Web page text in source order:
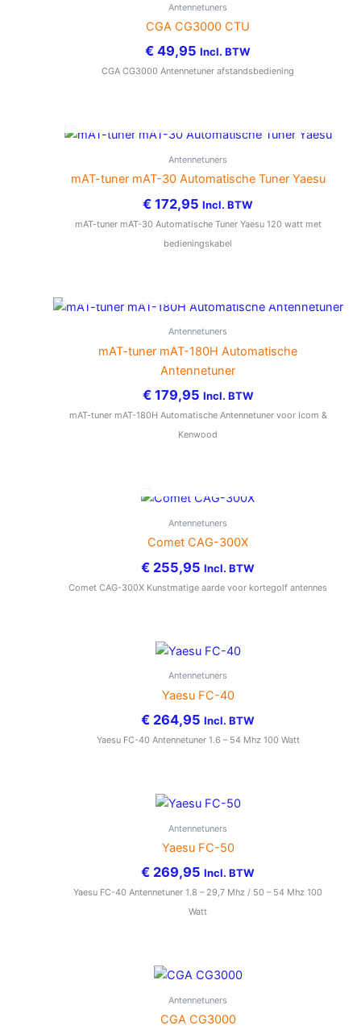
Antennetuners
CGA CG3000 CTU
€ 49,95 Incl. BTW
CGA CG3000 Antennetuner afstandsbediening
Antennetuners
mAT-tuner mAT-30 Automatische Tuner Yaesu
€ 172,95 Incl. BTW
mAT-tuner mAT-30 Automatische Tuner Yaesu 120 watt met
bedieningskabel
Antennetuners
mAT-tuner mAT-180H Automatische
Antennetuner
€179,95 Incl. BTW
mAT-tuner mAT-180H Automatische Antennetuner voor Icom &
Kenwood
Antennetuners
Comet CAG-300X
€ 255,95 Incl. BTW
Comet CAG-300X Kunstmatige aarde voor kortegolf antennes
Antennetuners
Yaesu FC-40
€ 264,95 Incl. BTW
Yaesu FC-40 Antennetuner 1.6 – 54 Mhz 100 Watt
Antennetuners
Yaesu FC-50
€ 269,95 Incl. BTW
Yaesu FC-40 Antennetuner 1.8 – 29,7 Mhz / 50 – 54 Mhz 100
Watt
Antennetuners
CGA CG3000